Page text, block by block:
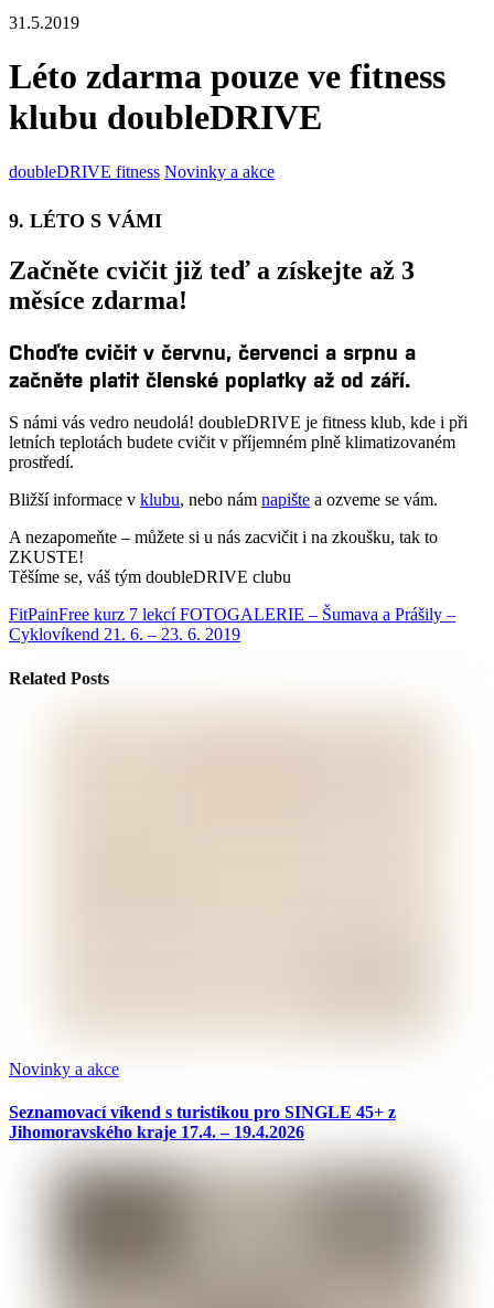
31.5.2019
Léto zdarma pouze ve fitness
klubu doubleDRIVE
doubleDRIVE fitness Novinky a akce
9. LÉTO S VÁMI
Začněte cvičit již teď a získejte až 3
měsíce zdarma!
Choďte cvičit v červnu, červenci a srpnu a
začněte platit členské poplatky až od září.
S námi vás vedro neudolá! doubleDRIVE je fitness klub, kde i při
letních teplotách budete cvičit v příjemném plně klimatizovaném
prostředí.
Bližší informace v klubu, nebo nám napište a ozveme se vám.
A nezapomeňte – můžete si u nás zacvičit i na zkoušku, tak to
ZKUSTE!
Těšíme se, váš tým doubleDRIVE clubu
FitPainFree kurz 7 lekcíFOTOGALERIE – Šumava a Prášily –
Cyklovíkend 21. 6. – 23. 6. 2019
Related Posts
Novinky a akce
Seznamovací víkend s turistikou pro SINGLE 45+ z
Jihomoravského kraje 17.4. – 19.4.2026